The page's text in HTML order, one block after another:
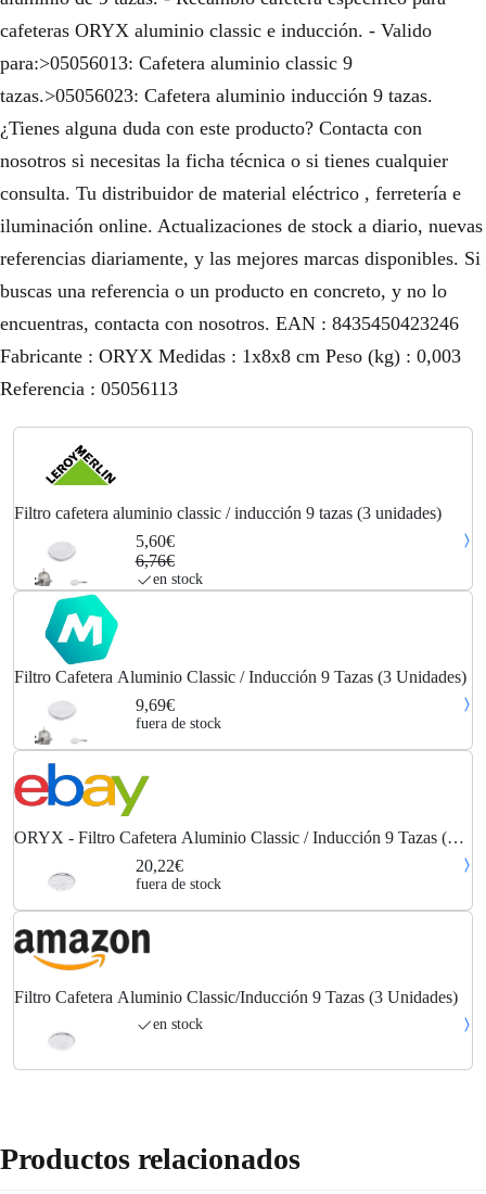
cafeteras ORYX aluminio classic e inducción. - Valido
para:>05056013: Cafetera aluminio classic 9
tazas.>05056023: Cafetera aluminio inducción 9 tazas.
¿Tienes alguna duda con este producto? Contacta con
nosotros si necesitas la ficha técnica o si tienes cualquier
consulta. Tu distribuidor de material eléctrico , ferretería e
iluminación online. Actualizaciones de stock a diario, nuevas
referencias diariamente, y las mejores marcas disponibles. Si
buscas una referencia o un producto en concreto, y no lo
encuentras, contacta con nosotros. EAN : 8435450423246
Fabricante : ORYX Medidas : 1x8x8 cm Peso (kg) : 0,003
Referencia : 05056113
Filtro cafetera aluminio classic / inducción 9 tazas (3 unidades)
5,60€
6,76€
en stock
Filtro Cafetera Aluminio Classic / Inducción 9 Tazas (3 Unidades)
9,69€
fuera de stock
ORYX - Filtro Cafetera Aluminio Classic / Inducción 9 Tazas (3
20,22€
fuera de stock
Filtro Cafetera Aluminio Classic/Inducción 9 Tazas (3 Unidades)
en stock
Productos relacionados